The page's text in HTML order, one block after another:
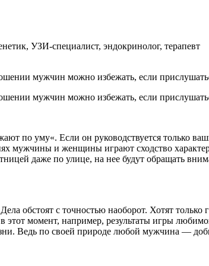
УЗИ-специалист, эндокринолог, терапевт
мужчин можно избежать, если
мужчин можно избежать, если
по уму«. Если он руководствуется только
мужчины и женщины играют сходство
даже по улице, на нее будут обращать
обстоят с точностью наоборот. Хотят
этот момент, например, результаты игры
Ведь по своей природе любой мужчина —